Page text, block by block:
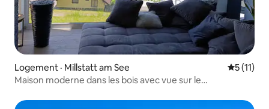
Logement · Millstatt am See Note
5 (11)
Maison moderne dans les bois avec vue sur le